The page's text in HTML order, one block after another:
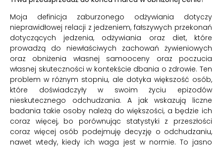
Moja definicja zaburzonego odżywiania dotyczy
nieprawidłowej relacji z jedzeniem, fałszywych przekonań
dotyczących jedzenia, odżywiania oraz diet, które
prowadzą do niewłaściwych zachowań żywieniowych
oraz obniżenia własnej samooceny oraz poczucia
własnej skuteczności w kontekście dbania o zdrowie. Ten
problem w różnym stopniu, ale dotyka większość osób,
które doświadczyły w swoim życiu epizodów
nieskutecznego odchudzania. A jak wskazują liczne
badania takie osoby należą do większości, a będzie ich
coraz więcej, bo porównując statystyki z przeszłości
coraz więcej osób podejmuję decyzję o odchudzaniu,
nawet wtedy, kiedy ich waga jest w normie. To jasno